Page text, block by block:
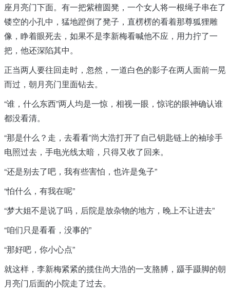
座月亮门下面。有一把紫檀圆凳，一个女人将一根绳子串在了
镂空的小孔中，猛地蹬倒了凳子，直楞楞的看着那尊狐狸雕
像，睁着眼死去，如果不是李新梅看喊他不应，用力拧了一
把，他还深陷其中。
正当两人要往回走时，忽然，一道白色的影子在两人面前一晃
而过，朝月亮门里面钻去。
“谁，什么东西”两人均是一惊，相视一眼，惊诧的眼神确认谁
都没看清。
“那是什么？走，去看看”尚大浩打开了自己钥匙链上的袖珍手
电照过去，手电光线太暗，只得又收了回来。
“还是别去了吧，我有些害怕，也许是兔子”
“怕什么，有我在呢”
“梦大姐不是说了吗，后院是放杂物的地方，晚上不让进去”
“咱们只是看看，没事的”
“那好吧，你小心点”
就这样，李新梅紧紧的揽住尚大浩的一支胳膊，蹑手蹑脚的朝
月亮门后面的小院走了过去。